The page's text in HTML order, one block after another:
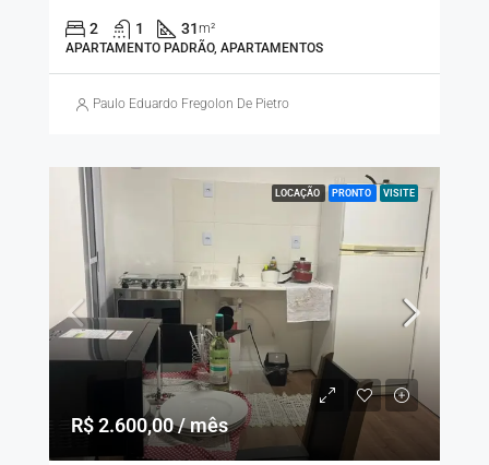
2 1 31m²
APARTAMENTO PADRÃO, APARTAMENTOS
Paulo Eduardo Fregolon De Pietro
LOCAÇÃO PRONTO VISITE
R$ 2.600,00 / mês